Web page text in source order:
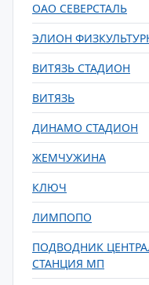
ОАО СЕВЕРСТАЛЬ
ЭЛИОН
ВИТЯЗЬ СТАДИОН
ВИТЯЗЬ
ДИНАМО СТАДИОН
ЖЕМЧУЖИНА
КЛЮЧ
ЛИМПОПО
ПОДВОДНИК
СТАНЦИЯ МП